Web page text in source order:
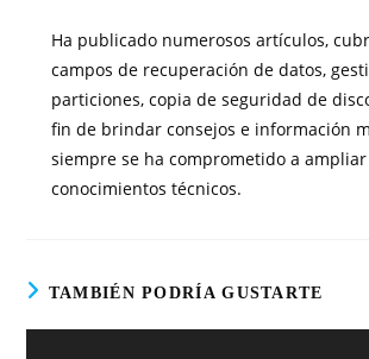
Ha publicado numerosos artículos,
campos de recuperación de datos,
particiones, copia de seguridad de
fin de brindar consejos e información
siempre se ha comprometido a ampliar
conocimientos técnicos.
TAMBIÉN PODRÍA GUSTARTE